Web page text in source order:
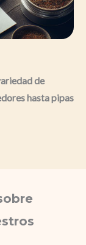
de
hasta pipas